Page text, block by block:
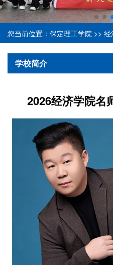
您当前位置： 保定理工学院 >> 经
学校简介
2026经济学院名